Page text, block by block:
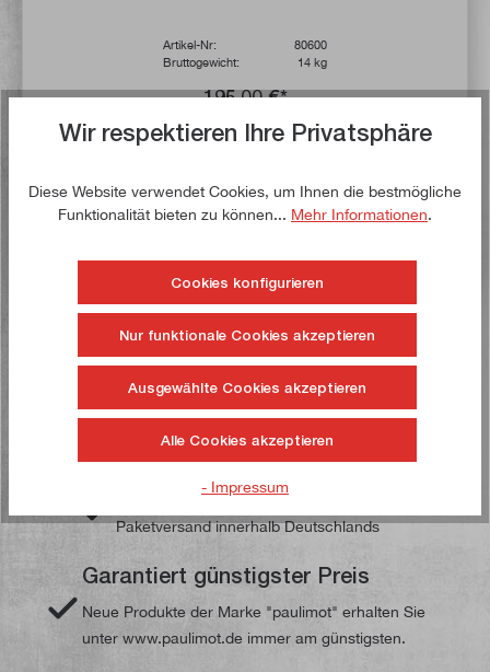
Artikel-Nr:
80600
Bruttogewicht:
14 kg
195,00 €*
In den Warenkorb
Auf die Wunschliste
Ihre paulimot-Vorteile
Versandkostenfrei ab 49,00 €
Paketversand innerhalb Deutschlands
Garantiert günstigster Preis
Neue Produkte der Marke "paulimot" erhalten Sie
unter www.paulimot.de immer am günstigsten.
Wir respektieren Ihre Privatsphäre
Diese Website verwendet Cookies, um Ihnen die bestmögliche
Funktionalität bieten zu können... Mehr Informationen.
Cookies konfigurieren
Nur funktionale Cookies akzeptieren
Ausgewählte Cookies akzeptieren
Alle Cookies akzeptieren
- Impressum